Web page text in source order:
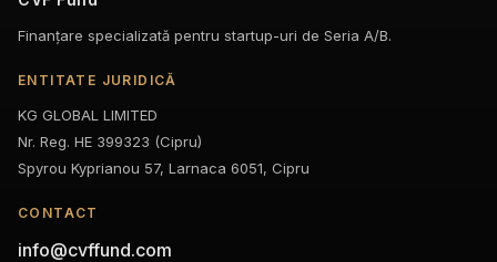
Finanțare specializată pentru startup-uri de Seria A/B.
ENTITATE JURIDICĂ
KG GLOBAL LIMITED
Nr. Reg. HE 399323 (Cipru)
Spyrou Kyprianou 57, Larnaca 6051, Cipru
CONTACT
info@cvffund.com